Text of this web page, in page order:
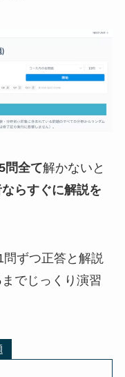
問全て解かないと
らすぐに解説を
ずつ正答と解説
までじっくり演習